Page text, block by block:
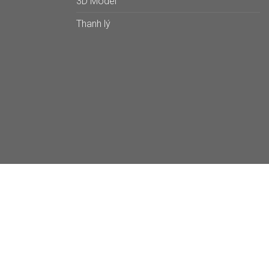
Thanh lý